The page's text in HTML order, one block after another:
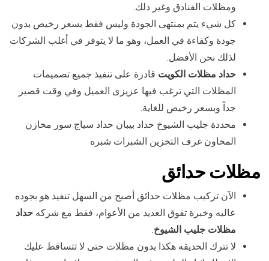
ومظلات الفنادق وغير ذلك.
كل شيء يتم بمنتهى الجودة وليس فقط بسعر رخيص بدون
جودة وكفاءة في العمل، وهو ما لا يتوفر في أغلب الشركات
لذلك نحن الأفضل.
حداد مظلات الكويت قادرة على تنفيذ جميع تصميمات
المظلات التي ترغب فيها عزيزى العميل وفي وقت قصير
جداً وبسعر رخيص للغاية.
محددة جليب الشيوخ حداد بيبان حداد سياج سور مخازن
المخاون غرف التخزين الشبرات شبره
مظلات حدائق
الآن تركيب مظلات حدائق أصبح من السهل تنفيذ هو بجوده
عاليه وخبرة تفوق العديد من الأعوام، فقط مع شركه حداد
مظلات جليب الشيوخ.
لا تترك الحديقه هكذا بدون مظلات حتى لا تتساقط عليك